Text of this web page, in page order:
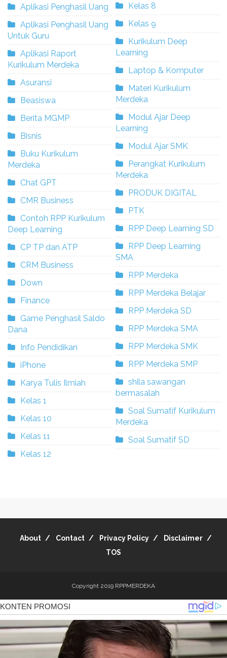
Aplikasi Penghasil Uang
Aplikasi Penghasil Uang
Untuk Guru
Aplikasi Raport
Kurikulum Merdeka
Asuransi
Beasiswa
Berita MGMP
Bisnis
Buku Kurikulum
Merdeka
Chat GPT
CMR Business
Contoh RPP Kurikulum
Deep Learning
CP TP dan ATP
CRM Business
Down
Finance
Game Penghasil Saldo
Dana
Info Pendidikan
iPhone
Karya Tulis Ilmiah
Kelas 1
Kelas 10
Kelas 11
Kelas 12
Kelas 8
Kelas 9
Kurikulum Deep
Learning
Laptop & Komputer
Materi Kurikulum
Merdeka
Modul Ajar Deep
Learning
Modul Ajar SMK
Perangkat Kurikulum
Merdeka
PRODUK DIGITAL
PTK
RPP Deep Learning SD
RPP Deep Learning
SMA
RPP Merdeka
RPP Merdeka Belajar
RPP Merdeka SD
RPP Merdeka SMA
RPP Merdeka SMK
RPP Merdeka SMP
shila sawangan
bermasalah
Soal Sumatif Kurikulum
Merdeka
Soal Sumatif SD
About Contact Privacy Policy
Disclaimer
TOS
Copyright 2019 RPPMERDEKA